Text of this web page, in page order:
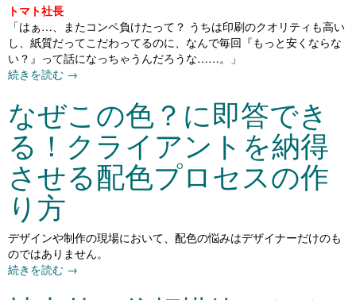
トマト社長
「はぁ…、またコンペ負けたって？ うちは印刷のクオリティも高い
し、紙質だってこだわってるのに、なんで毎回『もっと安くならな
い？』って話になっちゃうんだろうな……。」
続きを読む →
なぜこの色？に即答でき
る！クライアントを納得
させる配色プロセスの作
り方
デザインや制作の現場において、配色の悩みはデザイナーだけのも
のではありません。
続きを読む →